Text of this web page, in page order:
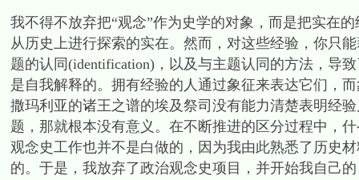
我不得不放弃把“观念”作为史学的对象，而是把实
从历史上进行探索的实在。然而，对这些经验，你只
题的认同(identification)，以及与主题认同的方法，导
是自我解释的。拥有经验的人通过象征来表达它们，
撒玛利亚的诸王之谱的埃及祭司没有能力清楚表明经
题，那就根本没有意义。在不断推进的区分过程中，
观念史工作也并不是白做的，因为我由此熟悉了历史
的。于是，我放弃了政治观念史项目，并开始我自